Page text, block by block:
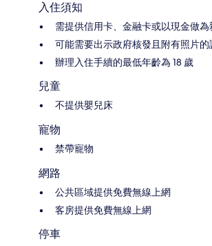
入住須知
需提供信用卡、金融卡或以現金做為
可能需要出示政府核發且附有照片的
辦理入住手續的最低年齡為 18 歲
兒童
不提供嬰兒床
寵物
禁帶寵物
網路
公共區域提供免費無線上網
客房提供免費無線上網
停車